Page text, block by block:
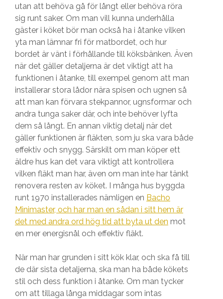
utan att behöva gå för långt eller behöva röra
sig runt saker. Om man vill kunna underhålla
gäster i köket bör man också ha i åtanke vilken
yta man lämnar fri för matbordet, och hur
bordet är vänt i förhållande till köksbänken. Även
när det gäller detaljerna är det viktigt att ha
funktionen i åtanke, till exempel genom att man
installerar stora lådor nära spisen och ugnen så
att man kan förvara stekpannor, ugnsformar och
andra tunga saker där, och inte behöver lyfta
dem så långt. En annan viktig detalj när det
gäller funktionen är fläkten, som ju ska vara både
effektiv och snygg. Särskilt om man köper ett
äldre hus kan det vara viktigt att kontrollera
vilken fläkt man har, även om man inte har tänkt
renovera resten av köket. I många hus byggda
runt 1970 installerades nämligen en Bacho
Minimaster, och har man en sådan i sitt hem är
det med andra ord hög tid att byta ut den mot
en mer energisnål och effektiv fläkt.
När man har grunden i sitt kök klar, och ska få till
de där sista detaljerna, ska man ha både kökets
stil och dess funktion i åtanke. Om man tycker
om att tillaga långa middagar som intas